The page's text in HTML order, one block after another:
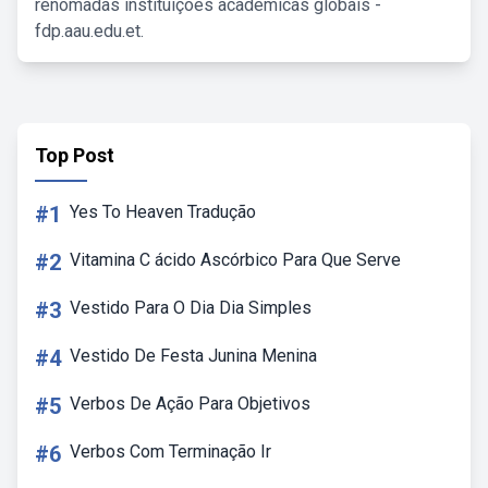
renomadas instituições acadêmicas globais -
fdp.aau.edu.et.
Top Post
#1 Yes To Heaven Tradução
#2 Vitamina C ácido Ascórbico Para Que Serve
#3 Vestido Para O Dia Dia Simples
#4 Vestido De Festa Junina Menina
#5 Verbos De Ação Para Objetivos
#6 Verbos Com Terminação Ir